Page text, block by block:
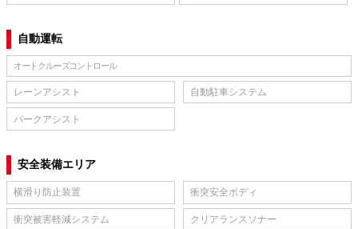
自動運転
オートクルーズコントロール
レーンアシスト 自動駐車システム
パークアシスト
安全装備エリア
横滑り防止装置 衝突安全ボディ
衝突被害軽減システム クリアランスソナー